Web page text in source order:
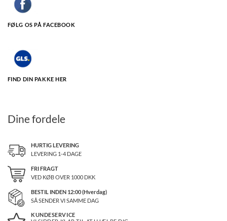
FØLG OS PÅ FACEBOOK
FIND DIN PAKKE HER
Dine fordele
HURTIG LEVERING
LEVERING 1-4 DAGE
FRI FRAGT
VED KØB OVER 1000DKK
BESTIL INDEN 12:00 (Hverdag)
SÅ SENDER VI SAMME DAG
KUNDESERVICE